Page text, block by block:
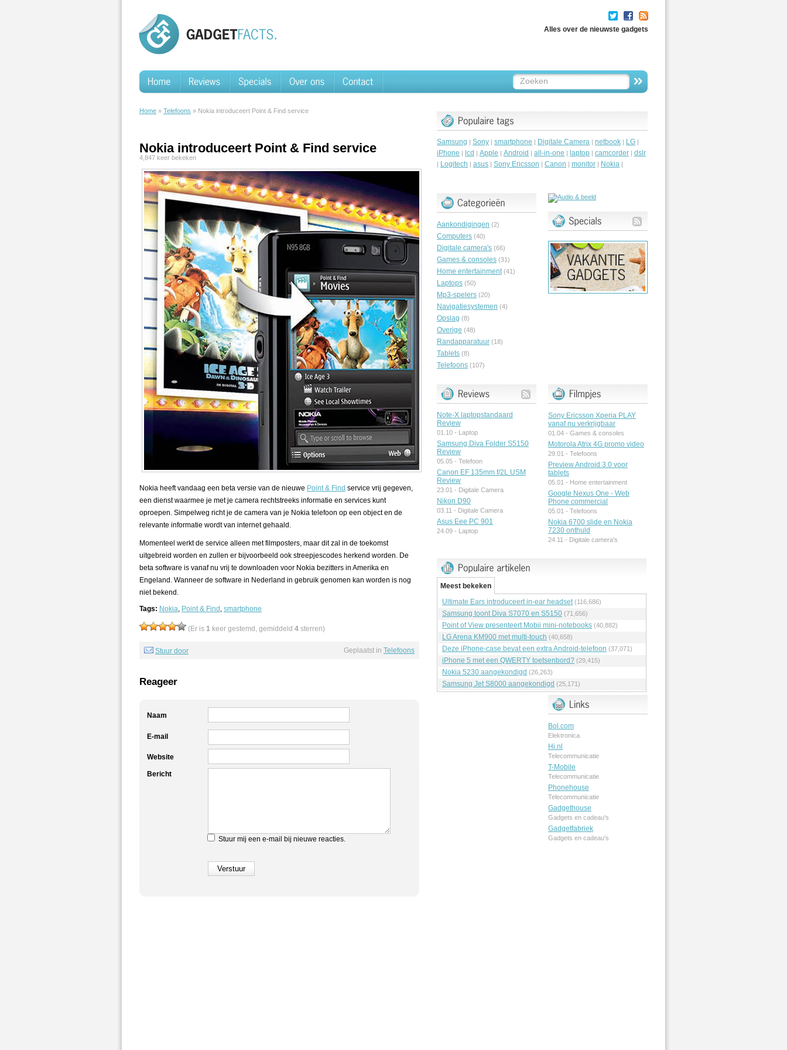
Alles over de nieuwste gadgets
Home » Telefoons » Nokia introduceert Point & Find service
Nokia introduceert Point & Find service
4,847 keer bekeken
Nokia heeft vandaag een beta versie van de nieuwe Point & Find service vrij gegeven,
een dienst waarmee je met je camera rechtstreeks informatie en services kunt
oproepen. Simpelweg richt je de camera van je Nokia telefoon op een object en de
relevante informatie wordt van internet gehaald.
Momenteel werkt de service alleen met filmposters, maar dit zal in de toekomst
uitgebreid worden en zullen er bijvoorbeeld ook streepjescodes herkend worden. De
beta software is vanaf nu vrij te downloaden voor Nokia bezitters in Amerika en
Engeland. Wanneer de software in Nederland in gebruik genomen kan worden is nog
niet bekend.
Tags: Nokia, Point & Find , smartphone
(Er is 1 keer gestemd, gemiddeld 4 sterren)
Stuur door Geplaatst in Telefoons
Reageer
Naam
E-mail
Website
Bericht
Stuur mij een e-mail bij nieuwe reacties.
Samsung | Sony | smartphone | Digitale Camera | netbook | LG |
iPhone | lcd | Apple | Android | all-in-one | laptop | camcorder | dslr
| Logitech | asus | Sony Ericsson | Canon | monitor | Nokia |
Aankondigingen (2)
Computers (40)
Digitale camera's (66)
Games & consoles (31)
Home entertainment (41)
Laptops (50)
Mp3-spelers (20)
Navigatiesystemen (4)
Opslag (8)
Overige (48)
Randapparatuur (18)
Tablets (8)
Telefoons (107)
Note-X laptopstandaard
Review
01.10 - Laptop
Samsung Diva Folder S5150
Review
05.05 - Telefoon
Canon EF 135mm f/2L USM
Review
23.01 - Digitale Camera
Nikon D90
03.11 - Digitale Camera
Asus Eee PC 901
24.09 - Laptop
Sony Ericsson Xperia PLAY
vanaf nu verkrijgbaar
01.04 - Games & consoles
Motorola Atrix 4G promo video
29.01 - Telefoons
Preview Android 3.0 voor
tablets
05.01 - Home entertainment
Google Nexus One - Web
Phone commercial
05.01 - Telefoons
Nokia 6700 slide en Nokia
7230 onthuld
24.11 - Digitale camera's
Meest bekeken
Ultimate Ears introduceert in-ear headset (116,686)
Samsung toont Diva S7070 en S5150 (71,656)
Point of View presenteert Mobii mini-notebooks (40,882)
LG Arena KM900 met multi-touch (40,658)
Deze iPhone-case bevat een extra Android-telefoon (37,071)
iPhone 5 met een QWERTY toetsenbord? (29,415)
Nokia 5230 aangekondigd (26,263)
Samsung Jet S8000 aangekondigd (25,171)
Bol.com
Elektronica
Hi.nl
Telecommunicatie
T-Mobile
Telecommunicatie
Phonehouse
Telecommunicatie
Gadgethouse
Gadgets en cadeau's
Gadgetfabriek
Gadgets en cadeau's